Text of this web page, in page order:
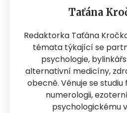
Taťána
Redaktorka Taťána
témata týkající se
psychologie,
alternativní medicíny,
obecně. Věnuje se studiu
numerologii,
psychologickému